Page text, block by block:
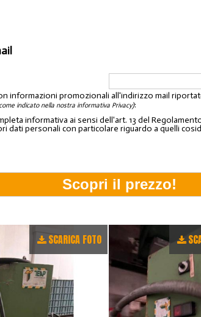
informazioni promozionali all'indirizzo mail
indicato nella nostra informativa Privacy):
informativa ai sensi dell'art. 13 del
dati personali con particolare riguardo a quelli
SCARICA FOTO